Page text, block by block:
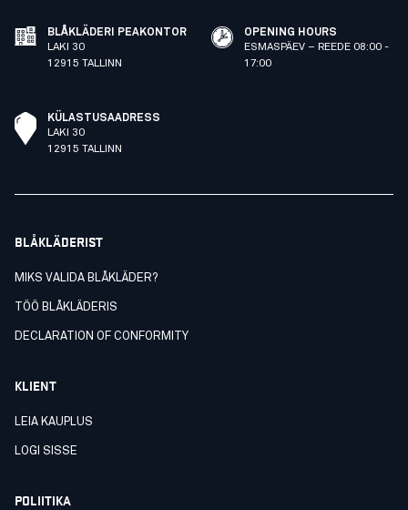
BLÅKLÄDERI PEAKONTOR
LAKI 30
12915 TALLINN
OPENING HOURS
ESMASPÄEV – REEDE 08:00 -
17:00
KÜLASTUSAADRESS
LAKI 30
12915 TALLINN
BLÅKLÄDERIST
MIKS VALIDA BLÅKLÄDER?
TÖÖ BLÅKLÄDERIS
DECLARATION OF CONFORMITY
KLIENT
LEIA KAUPLUS
LOGI SISSE
POLIITIKA